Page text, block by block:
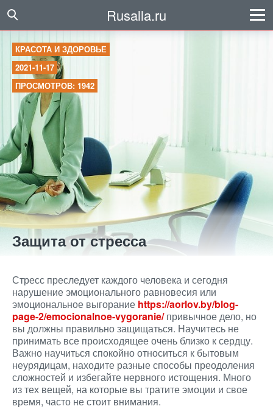
Rusalla.ru
КРАСОТА И ЗДОРОВЬЕ
2021-11-17
ПРОСМОТРОВ: 1942
Защита от стресса
Стресс преследует каждого человека и сегодня
нарушение эмоционального равновесия или
эмоциональное выгорание https://aorlov.by/blog-
page-2/emocionalnoe-vygoranie/привычное дело, но
вы должны правильно защищаться. Научитесь не
принимать все происходящее очень близко к сердцу.
Важно научиться спокойно относиться к бытовым
неурядицам, находите разные способы преодоления
сложностей и избегайте нервного истощения. Много
из тех вещей, на которые вы тратите эмоции и свое
время, часто не стоит внимания.